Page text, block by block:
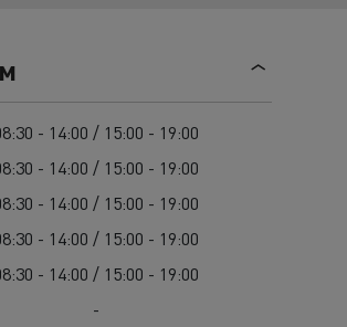
Oprema za lokalne uprave
Hitne i vatrogasne službe
- 14:00 / 15:00 - 19:00
- 14:00 / 15:00 - 19:00
- 14:00 / 15:00 - 19:00
- 14:00 / 15:00 - 19:00
- 14:00 / 15:00 - 19:00
-